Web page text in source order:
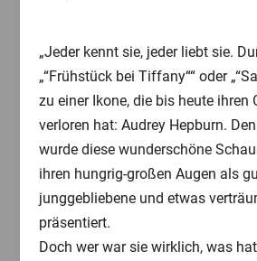
„Jeder kennt sie, jeder liebt sie.
„“Frühstück bei Tiffany““ oder
zu einer Ikone, die bis heute ihren
verloren hat: Audrey Hepburn.
wurde diese wunderschöne
ihren hungrig-großen Augen als
junggebliebene und etwas
präsentiert.
Doch wer war sie wirklich, was hat